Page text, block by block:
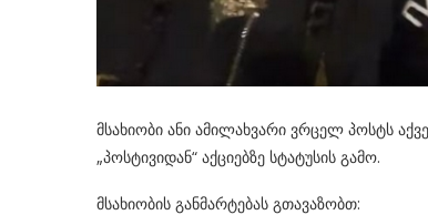
მსახიობი ანი ამილახვარი ვრცელ პოსტს
„პოსტივიდან“ აქციებზე სტატუსის გამო.
მსახიობის განმარტებას გთავაზობთ: